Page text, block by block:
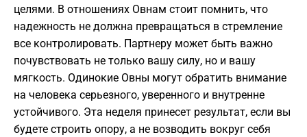
целями. В отношениях Овнам стоит помнить, что
надежность не должна превращаться в стремление
все контролировать. Партнеру может быть важно
почувствовать не только вашу силу, но и вашу
мягкость. Одинокие Овны могут обратить внимание
на человека серьезного, уверенного и внутренне
устойчивого. Эта неделя принесет результат, если вы
будете строить опору, а не возводить вокруг себя